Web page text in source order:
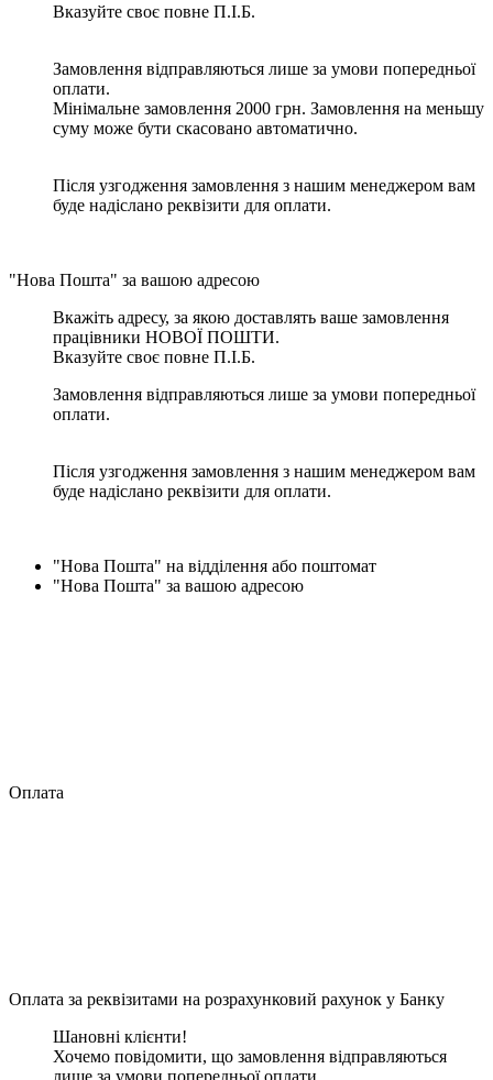
Вказуйте своє повне П.І.Б.
Замовлення відправляються лише за умови попередньої
оплати.
Мінімальне замовлення 2000 грн. Замовлення на меньшу
суму може бути скасовано автоматично.
Після узгодження замовлення з нашим менеджером вам
буде надіслано реквізити для оплати.
"Нова Пошта" за вашою адресою
Вкажіть адресу, за якою доставлять ваше замовлення
працівники НОВОЇ ПОШТИ.
Вказуйте своє повне П.І.Б.
Замовлення відправляються лише за умови попередньої
оплати.
Після узгодження замовлення з нашим менеджером вам
буде надіслано реквізити для оплати.
"Нова Пошта" на відділення або поштомат
"Нова Пошта" за вашою адресою
Оплата
Оплата за реквізитами на розрахунковий рахунок у Банку
Шановні клієнти!
Хочемо повідомити, що замовлення відправляються
лише за умови попередньої оплати.